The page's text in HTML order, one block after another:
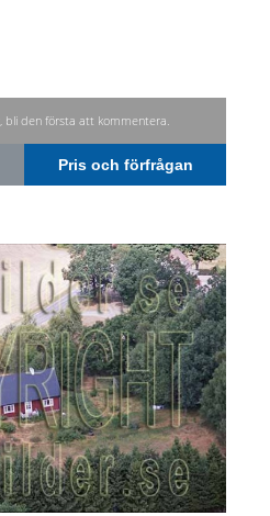
bli den första att kommentera.
Pris och förfrågan